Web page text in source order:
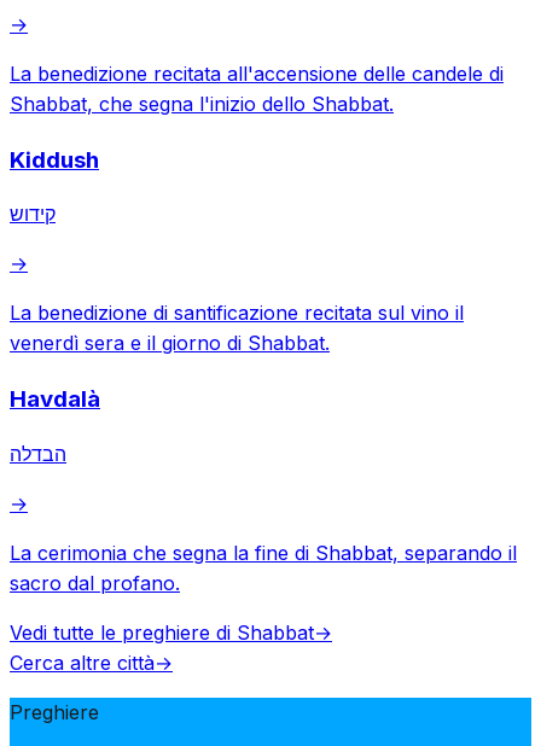
→
La benedizione recitata all'accensione delle candele di
Shabbat, che segna l'inizio dello Shabbat.
Kiddush
קידוש
→
La benedizione di santificazione recitata sul vino il
venerdì sera e il giorno di Shabbat.
Havdalà
הבדלה
→
La cerimonia che segna la fine di Shabbat, separando il
sacro dal profano.
Vedi tutte le preghiere di Shabbat→
Cerca altre città→
Preghiere